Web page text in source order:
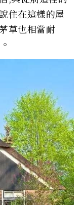
住在這樣的屋
草也相當耐